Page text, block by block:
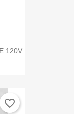
120V
favorite_border